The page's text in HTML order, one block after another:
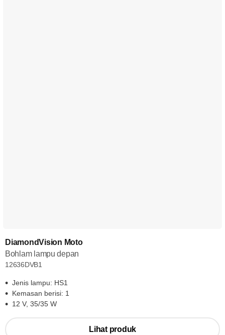
DiamondVision Moto
Bohlam lampu depan
12636DVB1
Jenis lampu: HS1
Kemasan berisi: 1
12 V, 35/35 W
Lihat produk